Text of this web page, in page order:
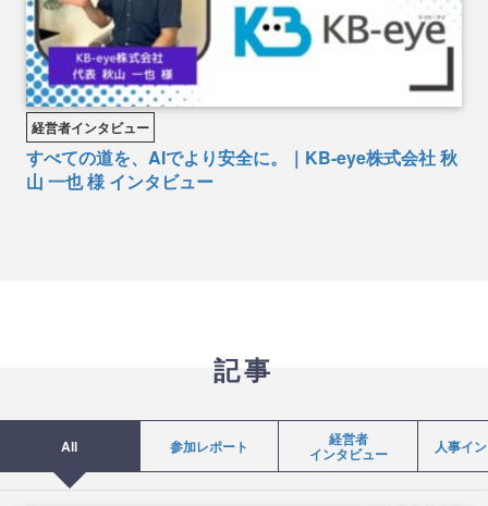
経営者インタビュー
すべての道を、AIでより安全に。｜KB-eye株式会社 秋
山 一也 様 インタビュー
記事
All 参加レポート 経営者
インタビュー 人事イ